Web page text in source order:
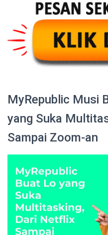
MyRepublic Musi
yang Suka
Sampai Zoom-an